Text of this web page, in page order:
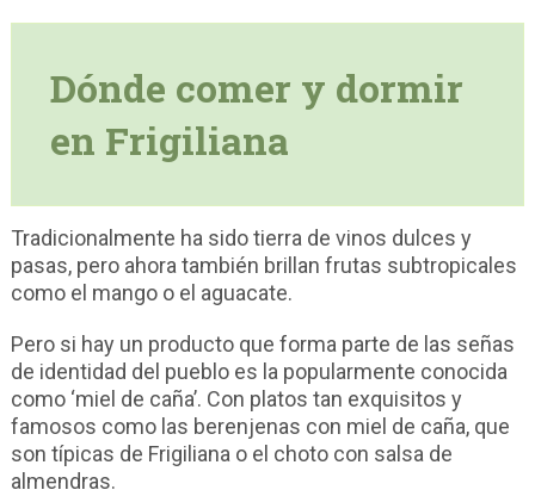
Dónde comer y dormir
en Frigiliana
Tradicionalmente ha sido tierra de vinos dulces y
pasas, pero ahora también brillan frutas subtropicales
como el mango o el aguacate.
Pero si hay un producto que forma parte de las señas
de identidad del pueblo es la popularmente conocida
como ‘miel de caña’. Con platos tan exquisitos y
famosos como las berenjenas con miel de caña, que
son típicas de Frigiliana o el choto con salsa de
almendras.